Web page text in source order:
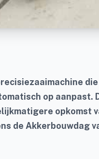
op aanpast.
opkomst
de Akkerbouwdag